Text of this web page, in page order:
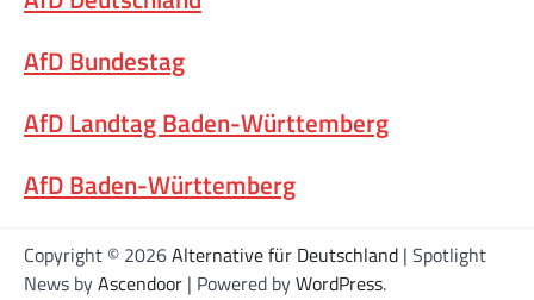
AfD Bundestag
AfD Landtag Baden-Württemberg
AfD Baden-Württemberg
Copyright © 2026Alternative für Deutschland | Spotlight
News byAscendoor | Powered byWordPress.